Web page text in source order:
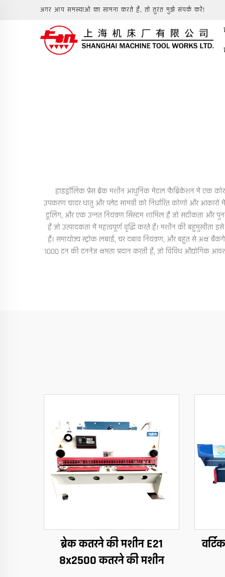
अगर आप समस्याओं का सामना करते हैं, तो तुरंत मुझे संपर्क करें!
हाइड्रॉलिक प्रेस ब्रेक मशीन आधुनिक मेटल फैब्रिकेशन में एक
उपकरण चादर धातु और प्लेट सामग्री को निर्धारित कोणों और
टूलिंग, और एक उन्नत नियंत्रण सिस्टम शामिल है जो सटीकता और
हैं जो उत्पादकता में महत्वपूर्ण वृद्धि करते हैं। मशीन की बहुमुखीता
है। समायोज्य स्ट्रोक लंबाई, चर दबाव नियंत्रण, और बहुत से
1000 टन की टननेज क्षमता प्रदान करती हैं, जो विविध औद्योगिक
ब्रेक कतरने की मशीन E21
8x2500 कतरने की मशीन